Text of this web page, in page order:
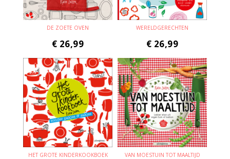
DE ZOETE OVEN
€ 26,99
WERELDGERECHTEN
€ 26,99
HET GROTE KINDERKOOKBOEK VAN MOESTUIN TOT MAALTIJD